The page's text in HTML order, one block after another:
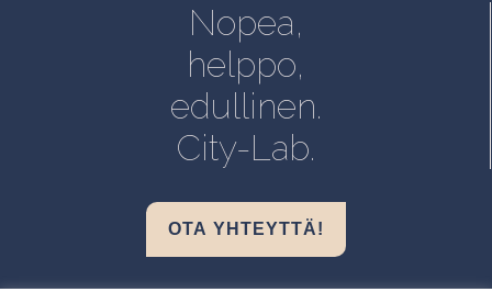
Kuopio, Snellmania
Oulu, Aapistie
Turku, BioCity
Nopea,
helppo,
edullinen.
City-Lab.
OTA YHTEYTTÄ!